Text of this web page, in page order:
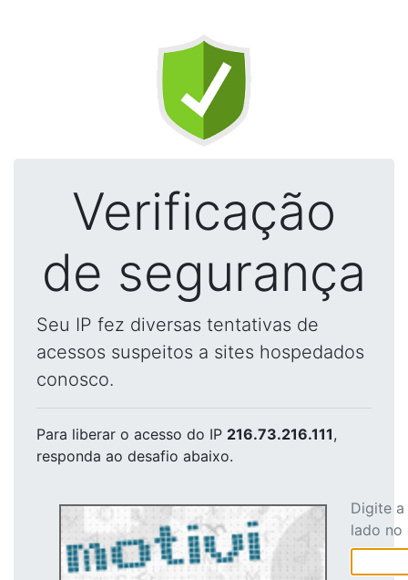
Verificação
de segurança
Seu IP fez diversas tentativas de
acessos suspeitos a sites hospedados
conosco.
Para liberar o acesso do IP 216.73.216.111,
responda ao desafio abaixo.
Digite
lado no